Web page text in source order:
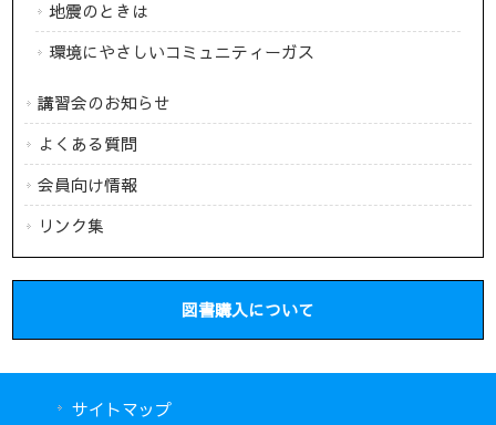
地震のときは
環境にやさしいコミュニティーガス
講習会のお知らせ
よくある質問
会員向け情報
リンク集
図書購入について
サイトマップ